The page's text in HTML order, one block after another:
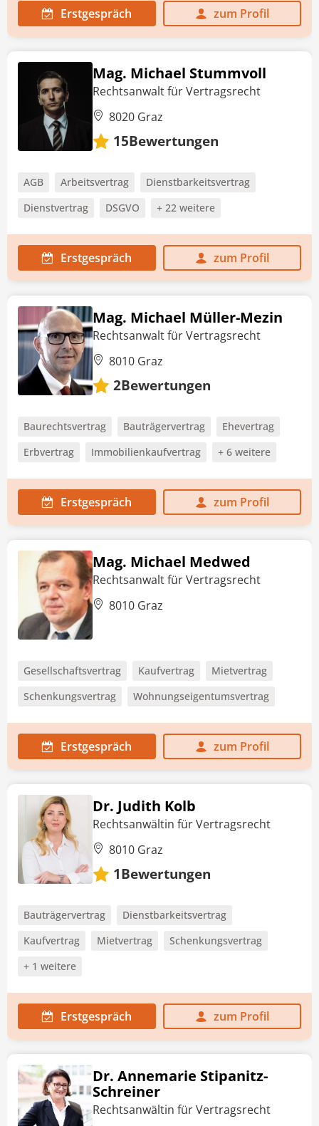
Erstgespräch zum Profil
Mag. Michael Stummvoll
Rechtsanwalt für Vertragsrecht
8020 Graz
15Bewertungen
AGB Arbeitsvertrag
Dienstbarkeitsvertrag
Dienstvertrag
DSGVO + 22 weitere
Erstgespräch zum Profil
Mag. Michael Müller-Mezin
Rechtsanwalt für Vertragsrecht
8010 Graz
2Bewertungen
Baurechtsvertrag Bauträgervertrag
Ehevertrag
Erbvertrag
Immobilienkaufvertrag + 6 weitere
Erstgespräch zum Profil
Mag. Michael Medwed
Rechtsanwalt für Vertragsrecht
8010 Graz
Gesellschaftsvertrag Kaufvertrag
Mietvertrag
Schenkungsvertrag
Wohnungseigentumsvertrag
Erstgespräch zum Profil
Dr. Judith Kolb
Rechtsanwältin für Vertragsrecht
8010 Graz
1Bewertungen
Bauträgervertrag
Dienstbarkeitsvertrag
Kaufvertrag
Mietvertrag
Schenkungsvertrag
+ 1 weitere
Erstgespräch zum Profil
Dr. Annemarie Stipanitz-
Schreiner
Rechtsanwältin für Vertragsrecht